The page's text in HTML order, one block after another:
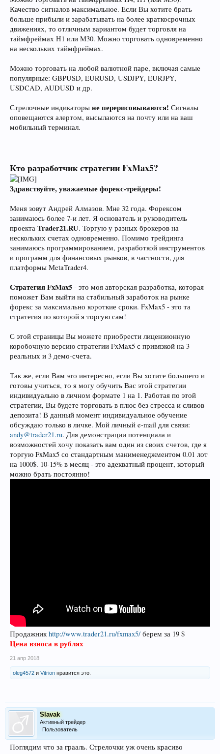
Качество сигналов максимальное. Если Вы хотите брать
больше прибыли и зарабатывать на более краткосрочных
движениях, то отличным вариантом будет торговля на
таймфреймах H1 или M30. Можно торговать одновременно
на нескольких таймфреймах.
Можно торговать на любой валютной паре, включая самые
популярные: GBPUSD, EURUSD, USDJPY, EURJPY,
USDCAD, AUDUSD и др.
Стрелочные индикаторы не перерисовываются! Сигналы
оповещаются алертом, высылаются на почту или на ваш
мобильный терминал.
Кто разработчик стратегии FxMax5?
Здравствуйте, уважаемые форекс-трейдеры!
Меня зовут Андрей Алмазов. Мне 32 года. Форексом
занимаюсь более 7-и лет. Я основатель и руководитель
проекта Trader21.RU. Торгую у разных брокеров на
нескольких счетах одновременно. Помимо трейдинга
занимаюсь программированием, разработкой инструментов
и программ для финансовых рынков, в частности, для
платформы MetaTrader4.
Стратегия FxMax5 - это моя авторская разработка, которая
поможет Вам выйти на стабильный заработок на рынке
форекс за максимально короткие сроки. FxMax5 - это та
стратегия по которой я торгую сам!
С этой страницы Вы можете приобрести лицензионную
коробочную версию стратегии FxMax5 с привязкой на 3
реальных и 3 демо-счета.
Так же, если Вам это интересно, если Вы хотите большего и
готовы учиться, то я могу обучить Вас этой стратегии
индивидуально в личном формате 1 на 1. Работая по этой
стратегии, Вы будете торговать в плюс без стресса и сливов
депозита! В данный момент индивидуальное обучение
обсуждаю только в личке. Мой личный e-mail для связи:
andy@trader21.ru. Для демонстрации потенциала и
возможностей хочу показать вам один из своих счетов, где я
торгую FxMax5 со стандартным манименеджментом 0.01 лот
на 1000$. 10-15% в месяц - это адекватный процент, который
можно брать постоянно!
Продажникhttp://www.trader21.ru/fxmax5/ берем за 19 $
Цена взноса в рублях
21 апр 2018
oleg4572 и Vitrion нравится это.
Slavak
Активный трейдер
Пользователь
Поглядим что за грааль. Стрелочки уж очень красиво